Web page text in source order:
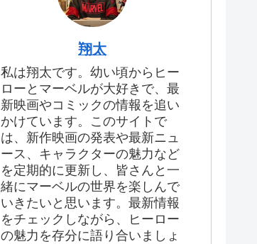
翔太
私は翔太です。幼い頃からヒー
ローとマーベルが大好きで、最
新映画やコミックの情報を追い
かけています。このサイトで
は、新作映画の発表や最新ニュ
ース、キャラクターの魅力など
を定期的に更新し、皆さんと一
緒にマーベルの世界を楽しんで
いきたいと思います。最新情報
をチェックしながら、ヒーロー
の魅力を存分に語り合いましょ